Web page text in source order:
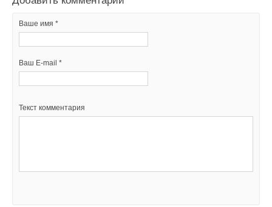
Ваше имя *
Ваш E-mail *
Текст комментария